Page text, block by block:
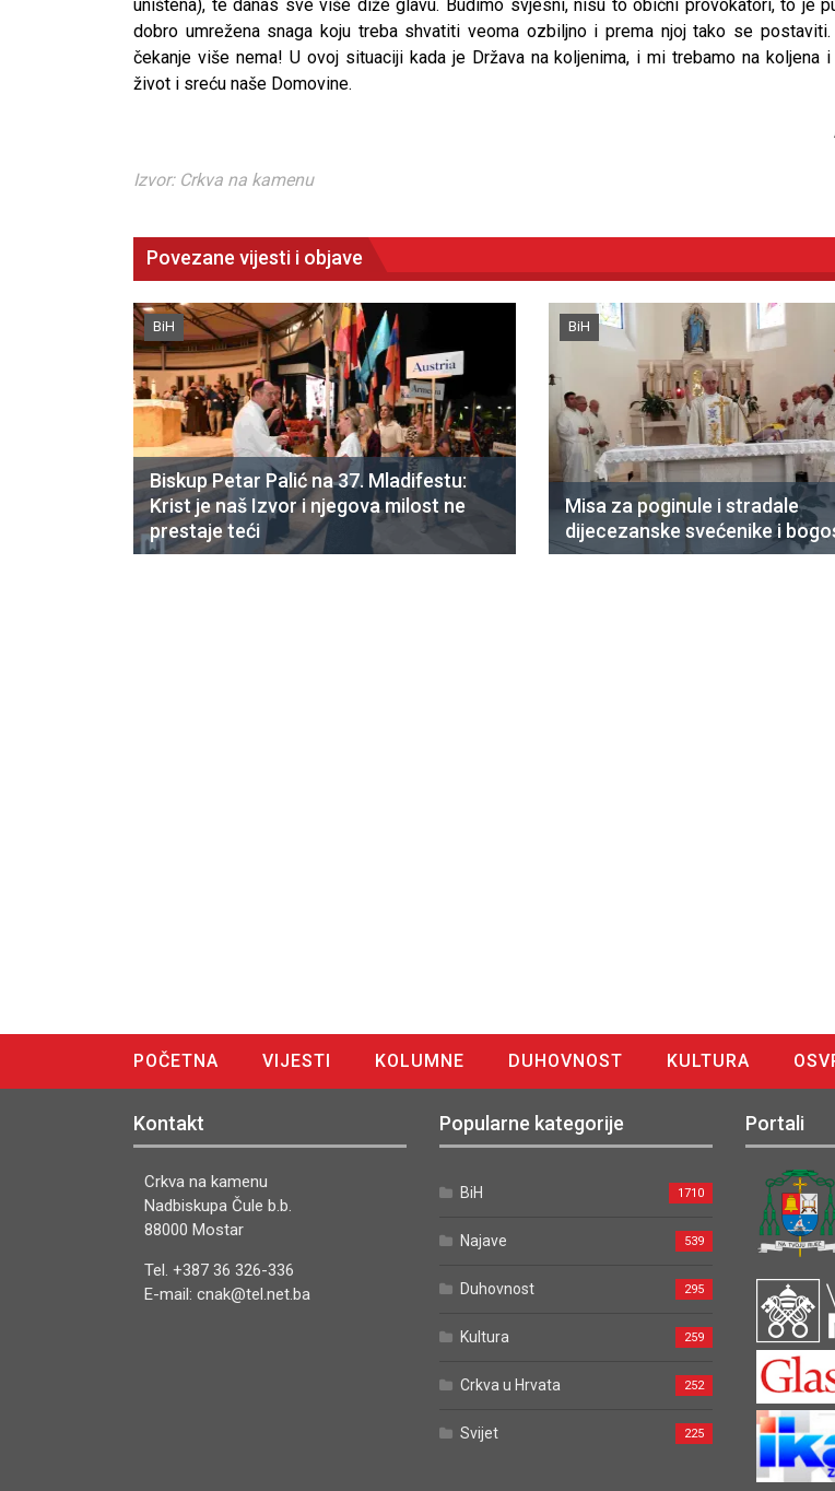
uništena), te danas sve više diže glavu. Budimo svjesni, nisu to obični provokatori, to je
dobro umrežena snaga koju treba shvatiti veoma ozbiljno i prema njoj tako se postaviti.
čekanje više nema! U ovoj situaciji kada je Država na koljenima, i mi trebamo na koljena
život i sreću naše Domovine.
Izvor: Crkva na kamenu
Povezane vijesti i objave
BiH
Biskup Petar Palić na 37. Mladifestu:
Krist je naš Izvor i njegova milost ne
prestaje teći
BiH
Misa za poginule i stradale
dijecezanske svećenike i
Kad se nasilje pretvara u optužnicu Smrtovdan nadbiskupa Petra
POČETNA VIJESTI KOLUMNE DUHOVNOST KULTURA
Kontakt
Crkva na kamenu
Nadbiskupa Čule b.b.
88000 Mostar
Tel. +387 36 326-336
E-mail: cnak@tel.net.ba
Popularne kategorije
BiH 1710
Najave 539
Duhovnost 295
Kultura 259
Crkva u Hrvata 252
Svijet 225
Portali